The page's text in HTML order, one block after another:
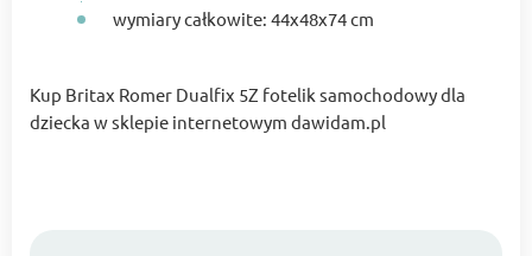
wymiary całkowite: 44x48x74 cm
Kup Britax Romer Dualfix 5Z fotelik samochodowy dla
dziecka w sklepie internetowym dawidam.pl